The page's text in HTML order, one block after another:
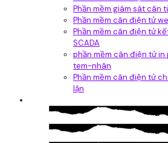
Phần mềm giám sát cân
Phần mềm cân điện tử
Phần mềm cân điện tử
SCADA
phần mềm cân điện tử in
tem-nhãn
Phần mềm cân điện tử
lận